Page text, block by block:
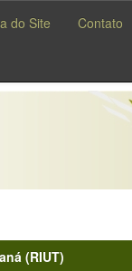
do Site Contato
(RIUT)